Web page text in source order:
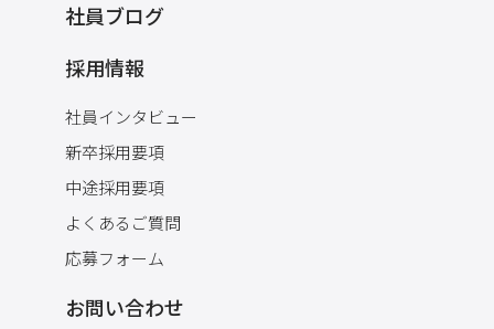
社員ブログ
採用情報
社員インタビュー
新卒採用要項
中途採用要項
よくあるご質問
応募フォーム
お問い合わせ